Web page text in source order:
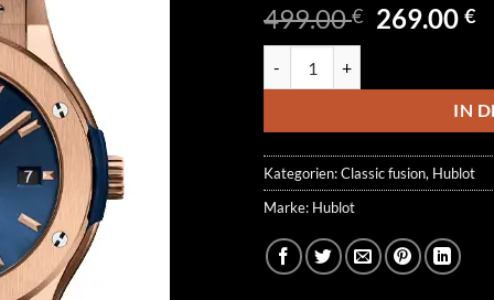
499.00€
499.00 €
269.00€
IN
Kategorien:Classic fusion, Hublot
Marke: Hublot